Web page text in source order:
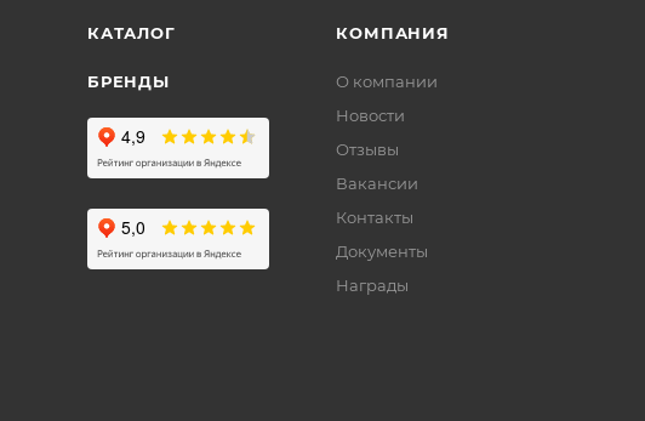
КАТАЛОГ
БРЕНДЫ
КОМПАНИЯ
О компании
Новости
Отзывы
Вакансии
Контакты
Документы
Награды